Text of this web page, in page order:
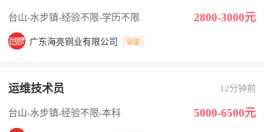
台山-水步镇-经验不限-学历不限 2800-3000元
广东海亮铜业有限公司 认证
运维技术员 12分钟前
台山-水步镇-经验不限-本科 5000-6500元